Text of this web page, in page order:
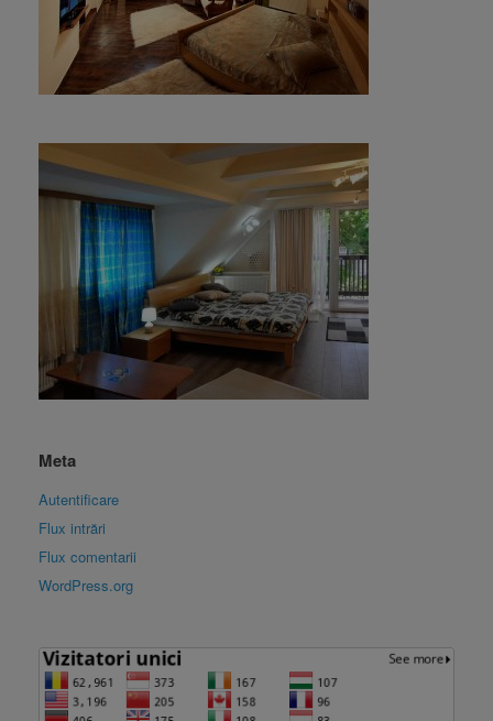
Meta
Autentificare
Flux intrări
Flux comentarii
WordPress.org